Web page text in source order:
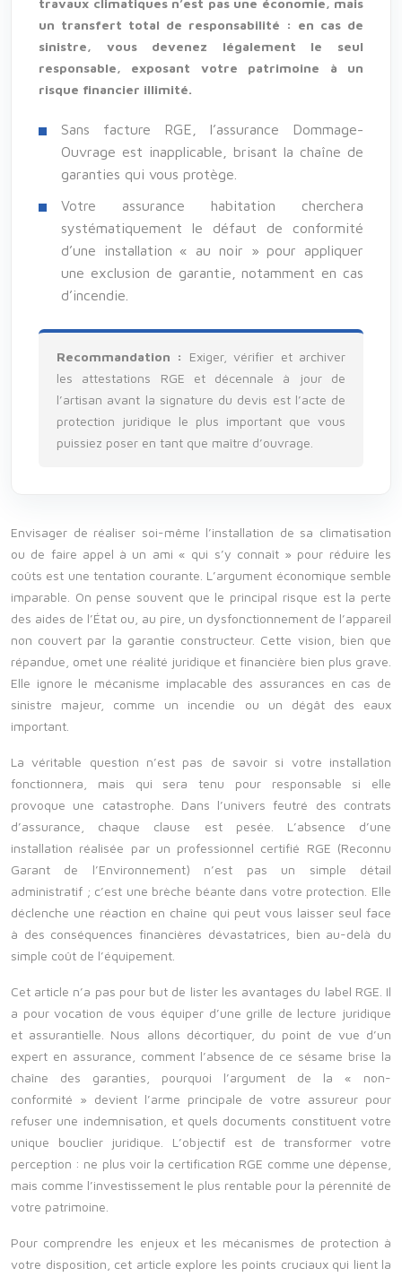
travaux climatiques n’est pas une économie, mais
un transfert total de responsabilité : en cas de
sinistre, vous devenez légalement le seul
responsable, exposant votre patrimoine à un
risque financier illimité.
Sans facture RGE, l’assurance Dommage-
Ouvrage est inapplicable, brisant la chaîne de
garanties qui vous protège.
Votre assurance habitation cherchera
systématiquement le défaut de conformité
d’une installation « au noir » pour appliquer
une exclusion de garantie, notamment en cas
d’incendie.
Recommandation :
Exiger, vérifier et archiver
les attestations RGE et décennale à jour de
l’artisan avant la signature du devis est l’acte de
protection juridique le plus important que vous
puissiez poser en tant que maître d’ouvrage.
Envisager de réaliser soi-même l’installation de sa climatisation
ou de faire appel à un ami « qui s’y connaît » pour réduire les
coûts est une tentation courante. L’argument économique semble
imparable. On pense souvent que le principal risque est la perte
des aides de l’État ou, au pire, un dysfonctionnement de l’appareil
non couvert par la garantie constructeur. Cette vision, bien que
répandue, omet une réalité juridique et financière bien plus grave.
Elle ignore le mécanisme implacable des assurances en cas de
sinistre majeur, comme un incendie ou un dégât des eaux
important.
La véritable question n’est pas de savoir si votre installation
fonctionnera, mais qui sera tenu pour responsable si elle
provoque une catastrophe. Dans l’univers feutré des contrats
d’assurance, chaque clause est pesée. L’absence d’une
installation réalisée par un professionnel certifié RGE (Reconnu
Garant de l’Environnement) n’est pas un simple détail
administratif ; c’est une brèche béante dans votre protection. Elle
déclenche une réaction en chaîne qui peut vous laisser seul face
à des conséquences financières dévastatrices, bien au-delà du
simple coût de l’équipement.
Cet article n’a pas pour but de lister les avantages du label RGE. Il
a pour vocation de vous équiper d’une grille de lecture juridique
et assurantielle. Nous allons décortiquer, du point de vue d’un
expert en assurance, comment l’absence de ce sésame brise la
chaîne des garanties, pourquoi l’argument de la « non-
conformité » devient l’arme principale de votre assureur pour
refuser une indemnisation, et quels documents constituent votre
unique bouclier juridique. L’objectif est de transformer votre
perception : ne plus voir la certification RGE comme une dépense,
mais comme l’investissement le plus rentable pour la pérennité de
votre patrimoine.
Pour comprendre les enjeux et les mécanismes de protection à
votre disposition, cet article explore les points cruciaux qui lient la